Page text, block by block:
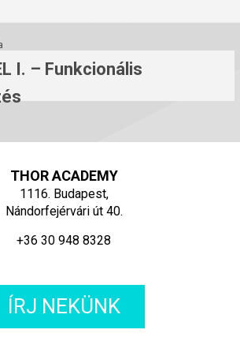
I. – Funkcionális
THOR ACADEMY
1116. Budapest,
Nándorfejérvári út 40.
+36 30 948 8328
ÍRJ NEKÜNK